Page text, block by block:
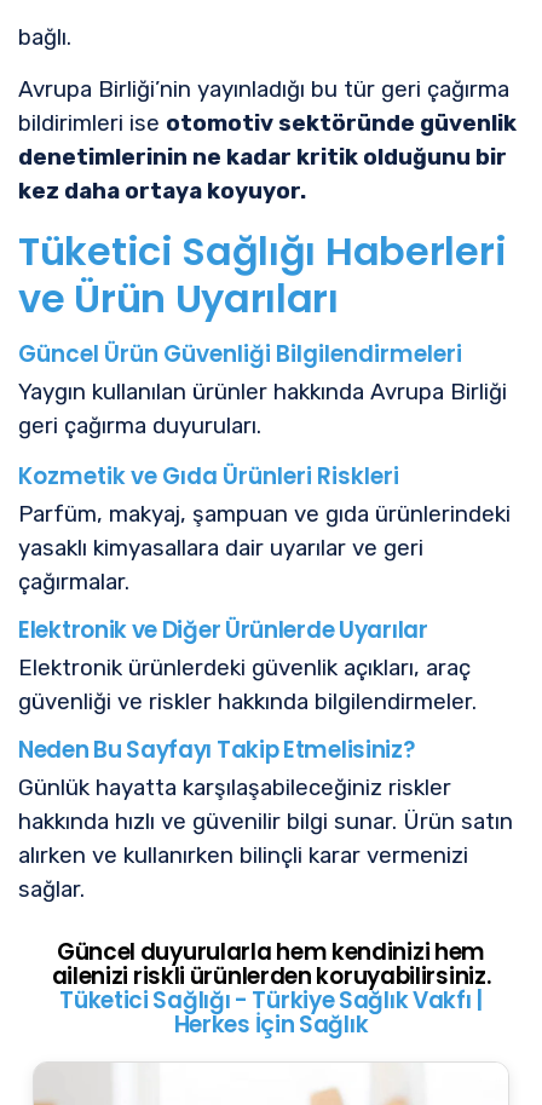
bağlı.
Avrupa Birliği’nin yayınladığı bu tür geri çağırma
bildirimleri ise otomotiv sektöründe güvenlik
denetimlerinin ne kadar kritik olduğunu bir
kez daha ortaya koyuyor.
Tüketici Sağlığı Haberleri
ve Ürün Uyarıları
Güncel Ürün Güvenliği Bilgilendirmeleri
Yaygın kullanılan ürünler hakkında Avrupa Birliği
geri çağırma duyuruları.
Kozmetik ve Gıda Ürünleri Riskleri
Parfüm, makyaj, şampuan ve gıda ürünlerindeki
yasaklı kimyasallara dair uyarılar ve geri
çağırmalar.
Elektronik ve Diğer Ürünlerde Uyarılar
Elektronik ürünlerdeki güvenlik açıkları, araç
güvenliği ve riskler hakkında bilgilendirmeler.
Neden Bu Sayfayı Takip Etmelisiniz?
Günlük hayatta karşılaşabileceğiniz riskler
hakkında hızlı ve güvenilir bilgi sunar. Ürün satın
alırken ve kullanırken bilinçli karar vermenizi
sağlar.
Güncel duyurularla hem kendinizi hem
ailenizi riskli ürünlerden koruyabilirsiniz.
Tüketici Sağlığı - Türkiye Sağlık Vakfı |
Herkes İçin Sağlık